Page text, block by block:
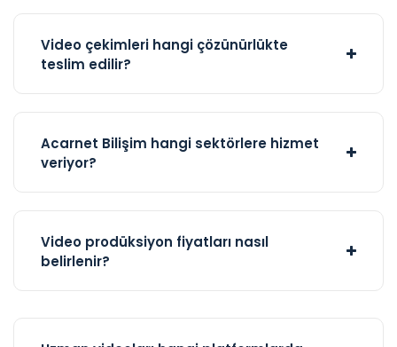
Video çekimleri hangi çözünürlükte
teslim edilir?
Acarnet Bilişim hangi sektörlere hizmet
veriyor?
Video prodüksiyon fiyatları nasıl
belirlenir?